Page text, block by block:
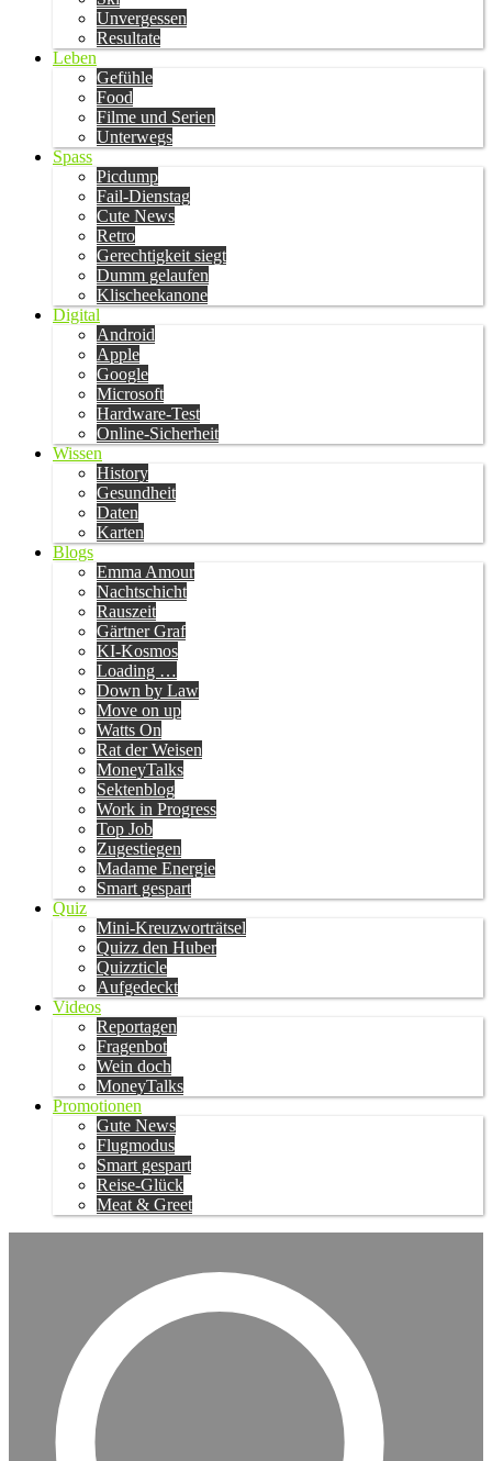
Unvergessen
Resultate
Leben
Gefühle
Food
Filme und Serien
Unterwegs
Spass
Picdump
Fail-Dienstag
Cute News
Retro
Gerechtigkeit siegt
Dumm gelaufen
Klischeekanone
Digital
Android
Apple
Google
Microsoft
Hardware-Test
Online-Sicherheit
Wissen
History
Gesundheit
Daten
Karten
Blogs
Emma Amour
Nachtschicht
Rauszeit
Gärtner Graf
KI-Kosmos
Loading …
Down by Law
Move on up
Watts On
Rat der Weisen
MoneyTalks
Sektenblog
Work in Progress
Top Job
Zugestiegen
Madame Energie
Smart gespart
Quiz
Mini-Kreuzworträtsel
Quizz den Huber
Quizzticle
Aufgedeckt
Videos
Reportagen
Fragenbot
Wein doch
MoneyTalks
Promotionen
Gute News
Flugmodus
Smart gespart
Reise-Glück
Meat & Greet